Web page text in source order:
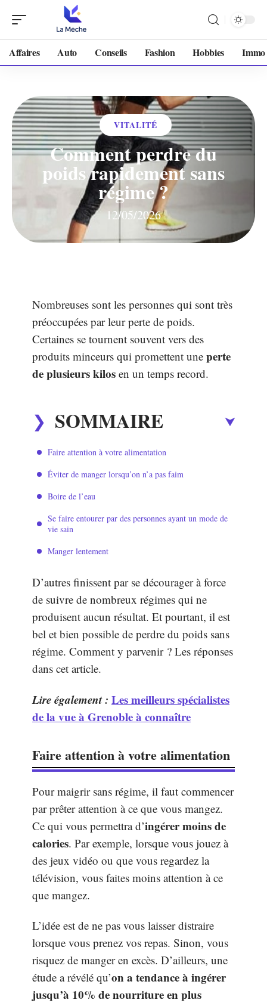
Affaires Auto Conseils Fashion Hobbies Immo
VITALITÉ
Comment perdre du
poids rapidement sans
régime ?
12/05/2026
Nombreuses sont les personnes qui sont très
préoccupées par leur perte de poids.
Certaines se tournent souvent vers des
produits minceurs qui promettent une perte
de plusieurs kilos en un temps record.
SOMMAIRE
Faire attention à votre alimentation
Éviter de manger lorsqu’on n’a pas faim
Boire de l’eau
Se faire entourer par des personnes ayant un mode de
vie sain
Manger lentement
D’autres finissent par se décourager à force
de suivre de nombreux régimes qui ne
produisent aucun résultat. Et pourtant, il est
bel et bien possible de perdre du poids sans
régime. Comment y parvenir ? Les réponses
dans cet article.
Lire également : Les meilleurs spécialistes
de la vue à Grenoble à connaître
Faire attention à votre alimentation
Pour maigrir sans régime, il faut commencer
par prêter attention à ce que vous mangez.
Ce qui vous permettra d’ingérer moins de
calories. Par exemple, lorsque vous jouez à
des jeux vidéo ou que vous regardez la
télévision, vous faites moins attention à ce
que mangez.
L’idée est de ne pas vous laisser distraire
lorsque vous prenez vos repas. Sinon, vous
risquez de manger en excès. D’ailleurs, une
étude a révélé qu’on a tendance à ingérer
jusqu’à 10% de nourriture en plus